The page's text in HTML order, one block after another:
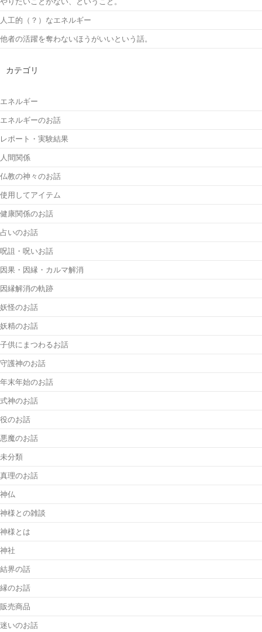
人工的（？）なエネルギー
他者の活躍を奪わないほうがいいという話。
カテゴリ
エネルギー
エネルギーのお話
レポート・実験結果
人間関係
仏教の神々のお話
使用してアイテム
健康関係のお話
占いのお話
呪詛・呪いお話
因果・因縁・カルマ解消
因縁解消の軌跡
妖怪のお話
妖精のお話
子供にまつわるお話
守護神のお話
年末年始のお話
式神のお話
役のお話
悪魔のお話
未分類
真理のお話
神仏
神様との雑談
神様とは
神社
結界の話
縁のお話
販売商品
迷いのお話